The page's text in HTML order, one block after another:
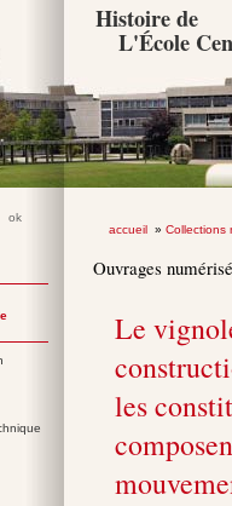
Histoire de
L'École
accueil» Collections
Ouvrages
Le
les